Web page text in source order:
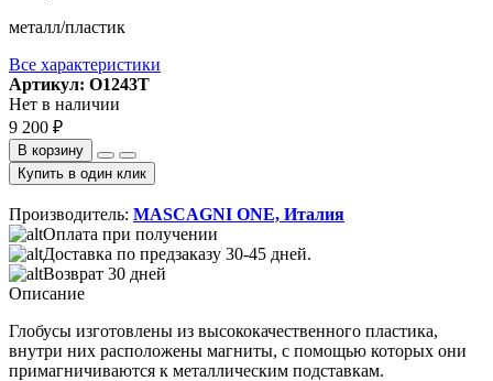
металл/пластик
Все характеристики
Артикул: O1243T
Нет в наличии
9 200 ₽
В корзину
Купить в один клик
Производитель: MASCAGNI ONE, Италия
Оплата при получении
Доставка по предзаказу 30-45 дней.
Возврат 30 дней
Описание
Глобусы изготовлены из высококачественного пластика,
внутри них расположены магниты, с помощью которых они
примагничиваются к металлическим подставкам.